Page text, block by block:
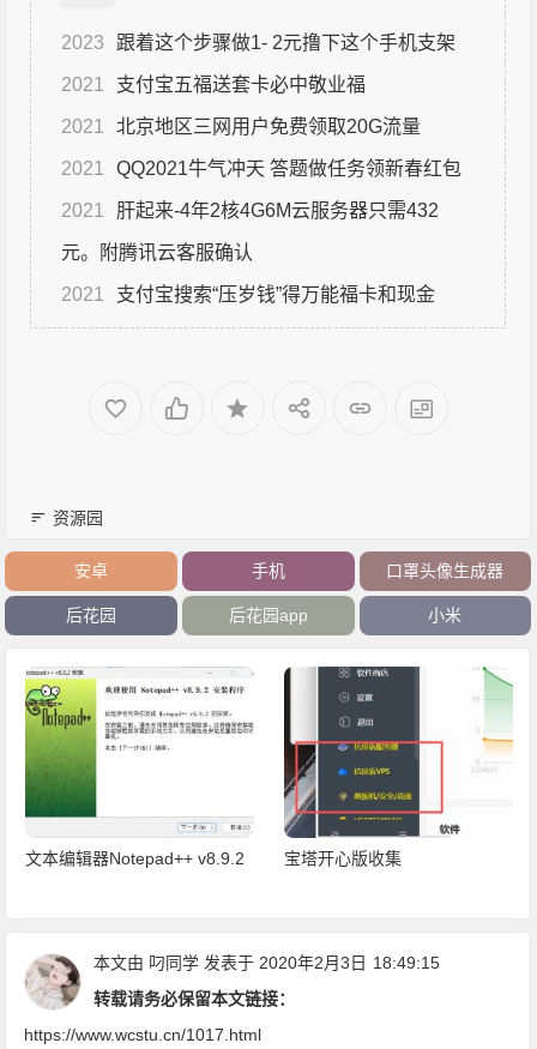
2023 跟着这个步骤做1- 2元撸下这个手机支架
2021 支付宝五福送套卡必中敬业福
2021 北京地区三网用户免费领取20G流量
2021 QQ2021牛气冲天 答题做任务领新春红包
2021 肝起来-4年2核4G6M云服务器只需432
元。附腾讯云客服确认
2021 支付宝搜索“压岁钱”得万能福卡和现金
资源园
安卓 手机 口罩头像生成器
后花园 后花园app 小米
文本编辑器Notepad++ v8.9.2 宝塔开心版收集
本文由 叼同学 发表于 2020年2月3日 18:49:15
转载请务必保留本文链接：
https://www.wcstu.cn/1017.html